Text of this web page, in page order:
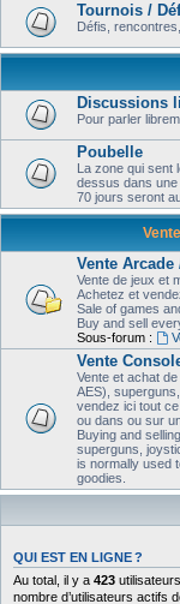
Tournois /
Défis,
Discussions
Pour parler
Poubelle
La zone qui sent
dessus dans
70 jours seront
Vente
Vente de jeux et
Achetez et
Sale of games
Buy and sell
Sous-forum :
Vente
Vente et achat
AES),
vendez ici tout
ou dans ou sur
Buying and
superguns,
is normally used
goodies.
QUI EST EN LIGNE ?
Au total, il y a 423
nombre d’utilisateurs actifs